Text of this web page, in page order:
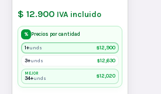
$ 12.900 IVA incluido
% Precios por cantidad
1+unds $12,900
3+unds $12,630
MEJOR
34+unds $12,020